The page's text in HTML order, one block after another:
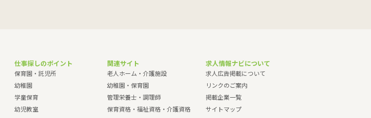
仕事探しのポイント
保育園・託児所
幼稚園
学童保育
幼児教室
関連サイト
老人ホーム・介護施設
幼稚園・保育園
管理栄養士・調理師
保育資格・福祉資格・介護資格
求人情報ナビについて
求人広告掲載について
リンクのご案内
掲載企業一覧
サイトマップ